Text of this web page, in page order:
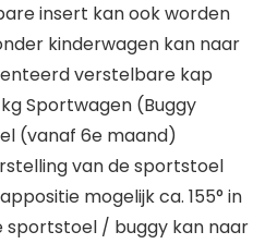
insert kan ook worden
kinderwagen kan naar
verstelbare kap
Sportwagen (Buggy
(vanaf 6e maand)
van de sportstoel
mogelijk ca. 155° in
sportstoel / buggy kan naar